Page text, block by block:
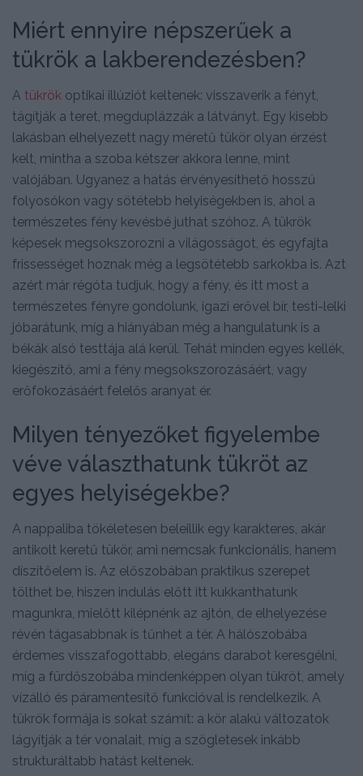
Miért ennyire népszerűek a
tükrök a lakberendezésben?
A tükrök optikai illúziót keltenek: visszaverik a fényt,
tágítják a teret, megduplázzák a látványt. Egy kisebb
lakásban elhelyezett nagy méretű tükör olyan érzést
kelt, mintha a szoba kétszer akkora lenne, mint
valójában. Ugyanez a hatás érvényesíthető hosszú
folyosókon vagy sötétebb helyiségekben is, ahol a
természetes fény kevésbé juthat szóhoz. A tükrök
képesek megsokszorozni a világosságot, és egyfajta
frissességet hoznak még a legsötétebb sarkokba is. Azt
azért már régóta tudjuk, hogy a fény, és itt most a
természetes fényre gondolunk, igazi erővel bír, testi-lelki
jóbarátunk, míg a hiányában még a hangulatunk is a
békák alsó testtája alá kerül. Tehát minden egyes kellék,
kiegészítő, ami a fény megsokszorozásáért, vagy
erőfokozásáért felelős aranyat ér.
Milyen tényezőket figyelembe
véve választhatunk tükröt az
egyes helyiségekbe?
A nappaliba tökéletesen beleillik egy karakteres, akár
antikolt keretű tükör, ami nemcsak funkcionális, hanem
díszítőelem is. Az előszobában praktikus szerepet
tölthet be, hiszen indulás előtt itt kukkanthatunk
magunkra, mielőtt kilépnénk az ajtón, de elhelyezése
révén tágasabbnak is tűnhet a tér. A hálószobába
érdemes visszafogottabb, elegáns darabot keresgélni,
míg a fürdőszobába mindenképpen olyan tükröt, amely
vízálló és páramentesítő funkcióval is rendelkezik. A
tükrök formája is sokat számít: a kör alakú változatok
lágyítják a tér vonalait, míg a szögletesek inkább
strukturáltabb hatást keltenek.